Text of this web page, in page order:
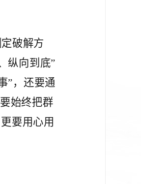
破解方
纵向到底”
”，还要通
始终把群
要用心用